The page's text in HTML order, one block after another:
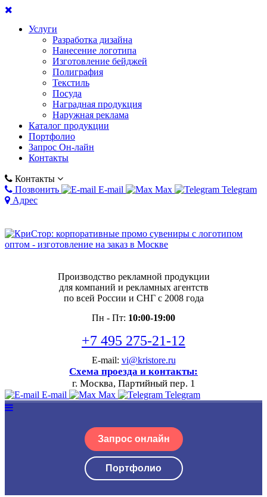
Услуги
Разработка дизайна
Нанесение логотипа
Изготовление бейджей
Полиграфия
Текстиль
Посуда
Наградная продукция
Наружная реклама
Каталог продукции
Портфолио
Запрос Он-лайн
Контакты
Контакты
Позвонить
E-mail Max
Telegram
Адрес
Производство рекламной продукции
для компаний и рекламных агентств
по всей России и СНГ с 2008 года
Пн - Пт: 10:00-19:00
+7 495 275-21-12
E-mail: vi@kristore.ru
Схема проезда и контакты:
г. Москва, Партийный пер. 1
E-mail Max Telegram
Запрос онлайн
Портфолио